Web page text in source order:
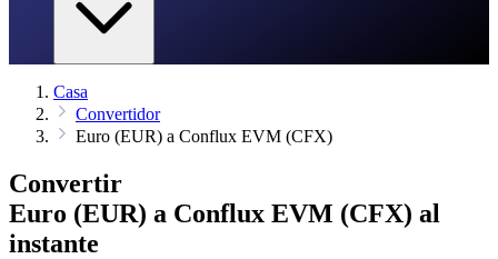
Casa
Convertidor
Euro (EUR) a Conflux EVM (CFX)
Convertir
Euro (EUR) a Conflux EVM (CFX) al
instante